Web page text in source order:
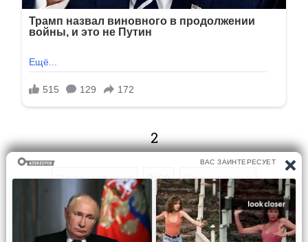
2
Предыдущая 2/60 Следующая
Перейти на страницу: